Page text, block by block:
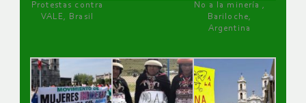
Protestas contra
VALE, Brasil
No a la minería ,
Bariloche,
Argentina